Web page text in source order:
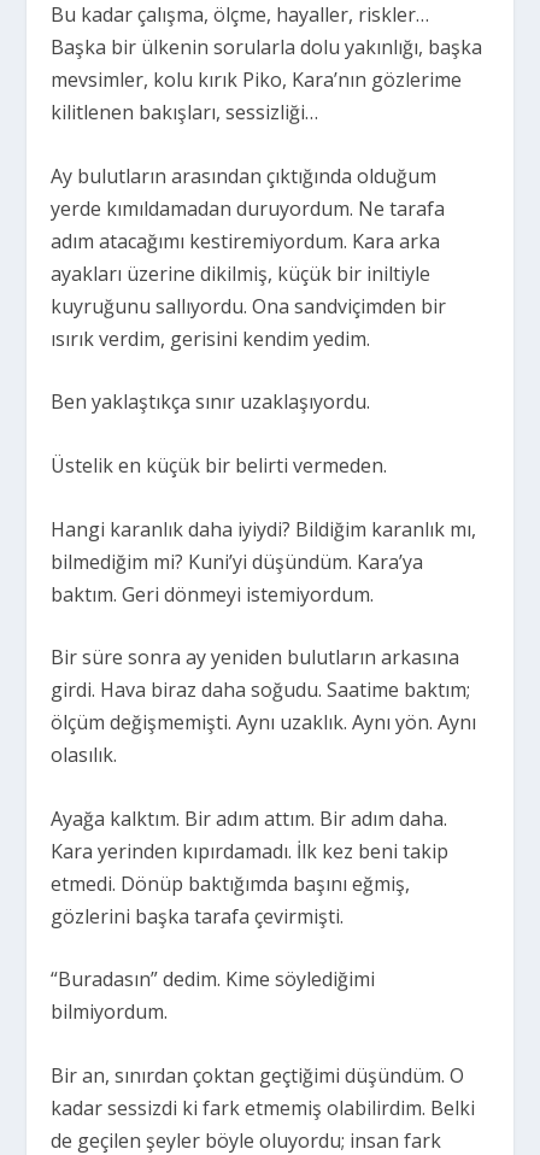
Bu kadar çalışma, ölçme, hayaller, riskler…
Başka bir ülkenin sorularla dolu yakınlığı, başka
mevsimler, kolu kırık Piko, Kara’nın gözlerime
kilitlenen bakışları, sessizliği…
Ay bulutların arasından çıktığında olduğum
yerde kımıldamadan duruyordum. Ne tarafa
adım atacağımı kestiremiyordum. Kara arka
ayakları üzerine dikilmiş, küçük bir iniltiyle
kuyruğunu sallıyordu. Ona sandviçimden bir
ısırık verdim, gerisini kendim yedim.
Ben yaklaştıkça sınır uzaklaşıyordu.
Üstelik en küçük bir belirti vermeden.
Hangi karanlık daha iyiydi? Bildiğim karanlık mı,
bilmediğim mi? Kuni’yi düşündüm. Kara’ya
baktım. Geri dönmeyi istemiyordum.
Bir süre sonra ay yeniden bulutların arkasına
girdi. Hava biraz daha soğudu. Saatime baktım;
ölçüm değişmemişti. Aynı uzaklık. Aynı yön. Aynı
olasılık.
Ayağa kalktım. Bir adım attım. Bir adım daha.
Kara yerinden kıpırdamadı. İlk kez beni takip
etmedi. Dönüp baktığımda başını eğmiş,
gözlerini başka tarafa çevirmişti.
“Buradasın” dedim. Kime söylediğimi
bilmiyordum.
Bir an, sınırdan çoktan geçtiğimi düşündüm. O
kadar sessizdi ki fark etmemiş olabilirdim. Belki
de geçilen şeyler böyle oluyordu; insan fark